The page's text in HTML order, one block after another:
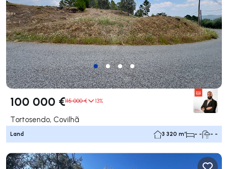
100 000 €115 000 € 13%
Tortosendo, Covilhã
Land 3 320 m² - - - -